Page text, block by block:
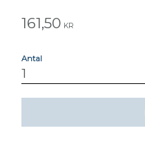
161,50 KR
Antal